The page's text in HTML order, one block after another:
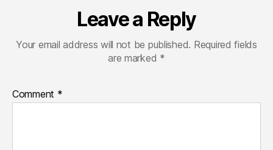
Leave a Reply
Your email address will not be published. Required fields
are marked *
Comment *